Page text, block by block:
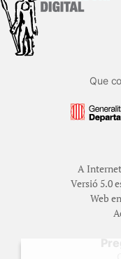
Que
A Internet
Versió 5.0
Web